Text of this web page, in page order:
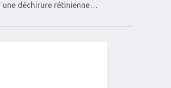
déchirure rétinienne…